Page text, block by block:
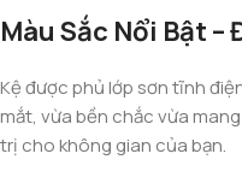
Màu Sắc Nổi Bật –
Kệ được phủ lớp sơn tĩnh
mắt, vừa bền chắc vừa
trị cho không gian của bạn.